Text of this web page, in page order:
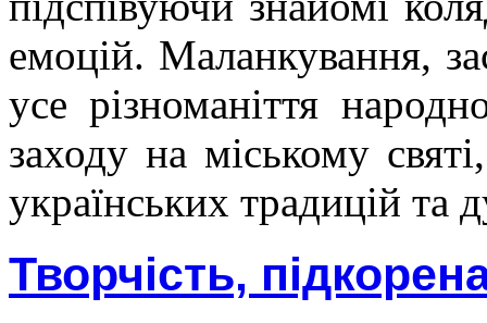
емоцій. Маланкування,
усе різноманіття
заходу на міському
українських традицій та
Творчість,